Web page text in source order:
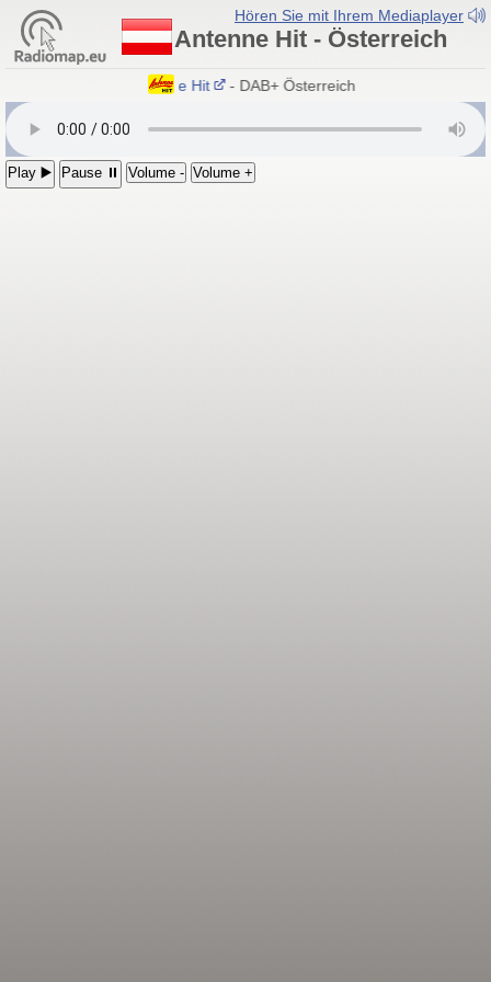
Hören Sie mit Ihrem Mediaplayer
Antenne Hit - Österreich
Antenne Hit - DAB+ Österreich
Play ▶️ Pause ⏸ Volume - Volume +